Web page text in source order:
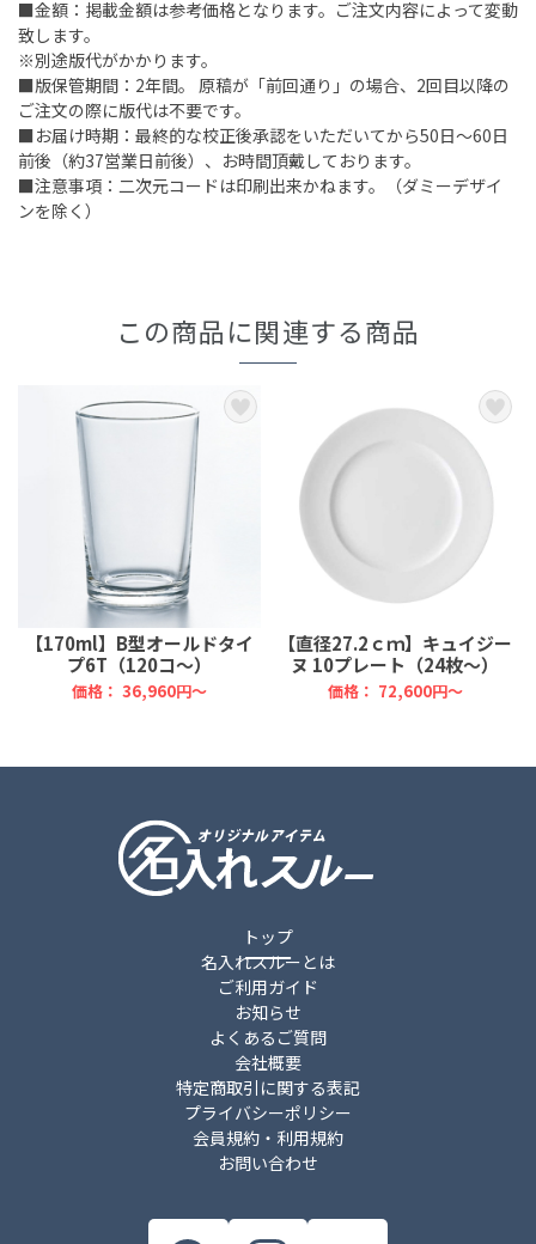
■金額：掲載金額は参考価格となります。ご注文内容によって変動
致します。
※別途版代がかかります。
■版保管期間：2年間。 原稿が「前回通り」の場合、2回目以降の
ご注文の際に版代は不要です。
■お届け時期：最終的な校正後承認をいただいてから50日～60日
前後（約37営業日前後）、お時間頂戴しております。
■注意事項：二次元コードは印刷出来かねます。（ダミーデザイ
ンを除く）
この商品に関連する商品
【170ml】B型オールドタイ
プ6T（120コ～）
価格：36,960円～
【直径27.2ｃｍ】キュイジー
ヌ 10プレート（24枚～）
価格： 72,600円～
トップ
名入れスルーとは
ご利用ガイド
お知らせ
よくあるご質問
会社概要
特定商取引に関する表記
プライバシーポリシー
会員規約・利用規約
お問い合わせ